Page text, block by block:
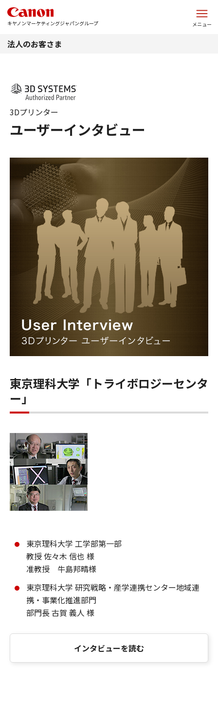
キヤノンマーケティングジャパングループ メニュー
法人のお客さま
ユーザーインタビュー
3Dプリンター
東京理科大学「トライボロジーセンタ
ー」
東京理科大学 工学部第一部
教授 佐々木 信也 様
准教授 牛島邦晴様
東京理科大学 研究戦略・産学連携センター地域連
携・事業化推進部門
部門長 古賀 義人 様
インタビューを読む